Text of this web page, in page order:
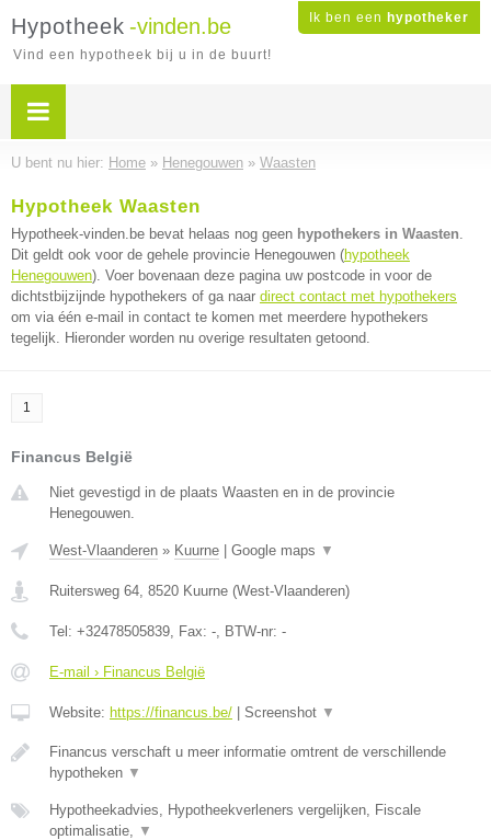
Ik ben een hypotheker
Hypotheek -vinden.be
Vind een hypotheek bij u in de buurt!
U bent nu hier: Home » Henegouwen » Waasten
Hypotheek Waasten
Hypotheek-vinden.be bevat helaas nog geen hypothekers in Waasten.
Dit geldt ook voor de gehele provincie Henegouwen (hypotheek
Henegouwen). Voer bovenaan deze pagina uw postcode in voor de
dichtstbijzijnde hypothekers of ga naar direct contact met hypothekers
om via één e-mail in contact te komen met meerdere hypothekers
tegelijk. Hieronder worden nu overige resultaten getoond.
1
Financus België
Niet gevestigd in de plaats Waasten en in de provincie
Henegouwen.
West-Vlaanderen » Kuurne Google maps ▼
Ruitersweg 64, 8520 Kuurne (West-Vlaanderen)
Tel: +32478505839, Fax: -, BTW-nr: -
E-mail › Financus België
Website: https://financus.be/ Screenshot ▼
Financus verschaft u meer informatie omtrent de verschillende
hypotheken ▼
Hypotheekadvies, Hypotheekverleners vergelijken, Fiscale
optimalisatie, ▼